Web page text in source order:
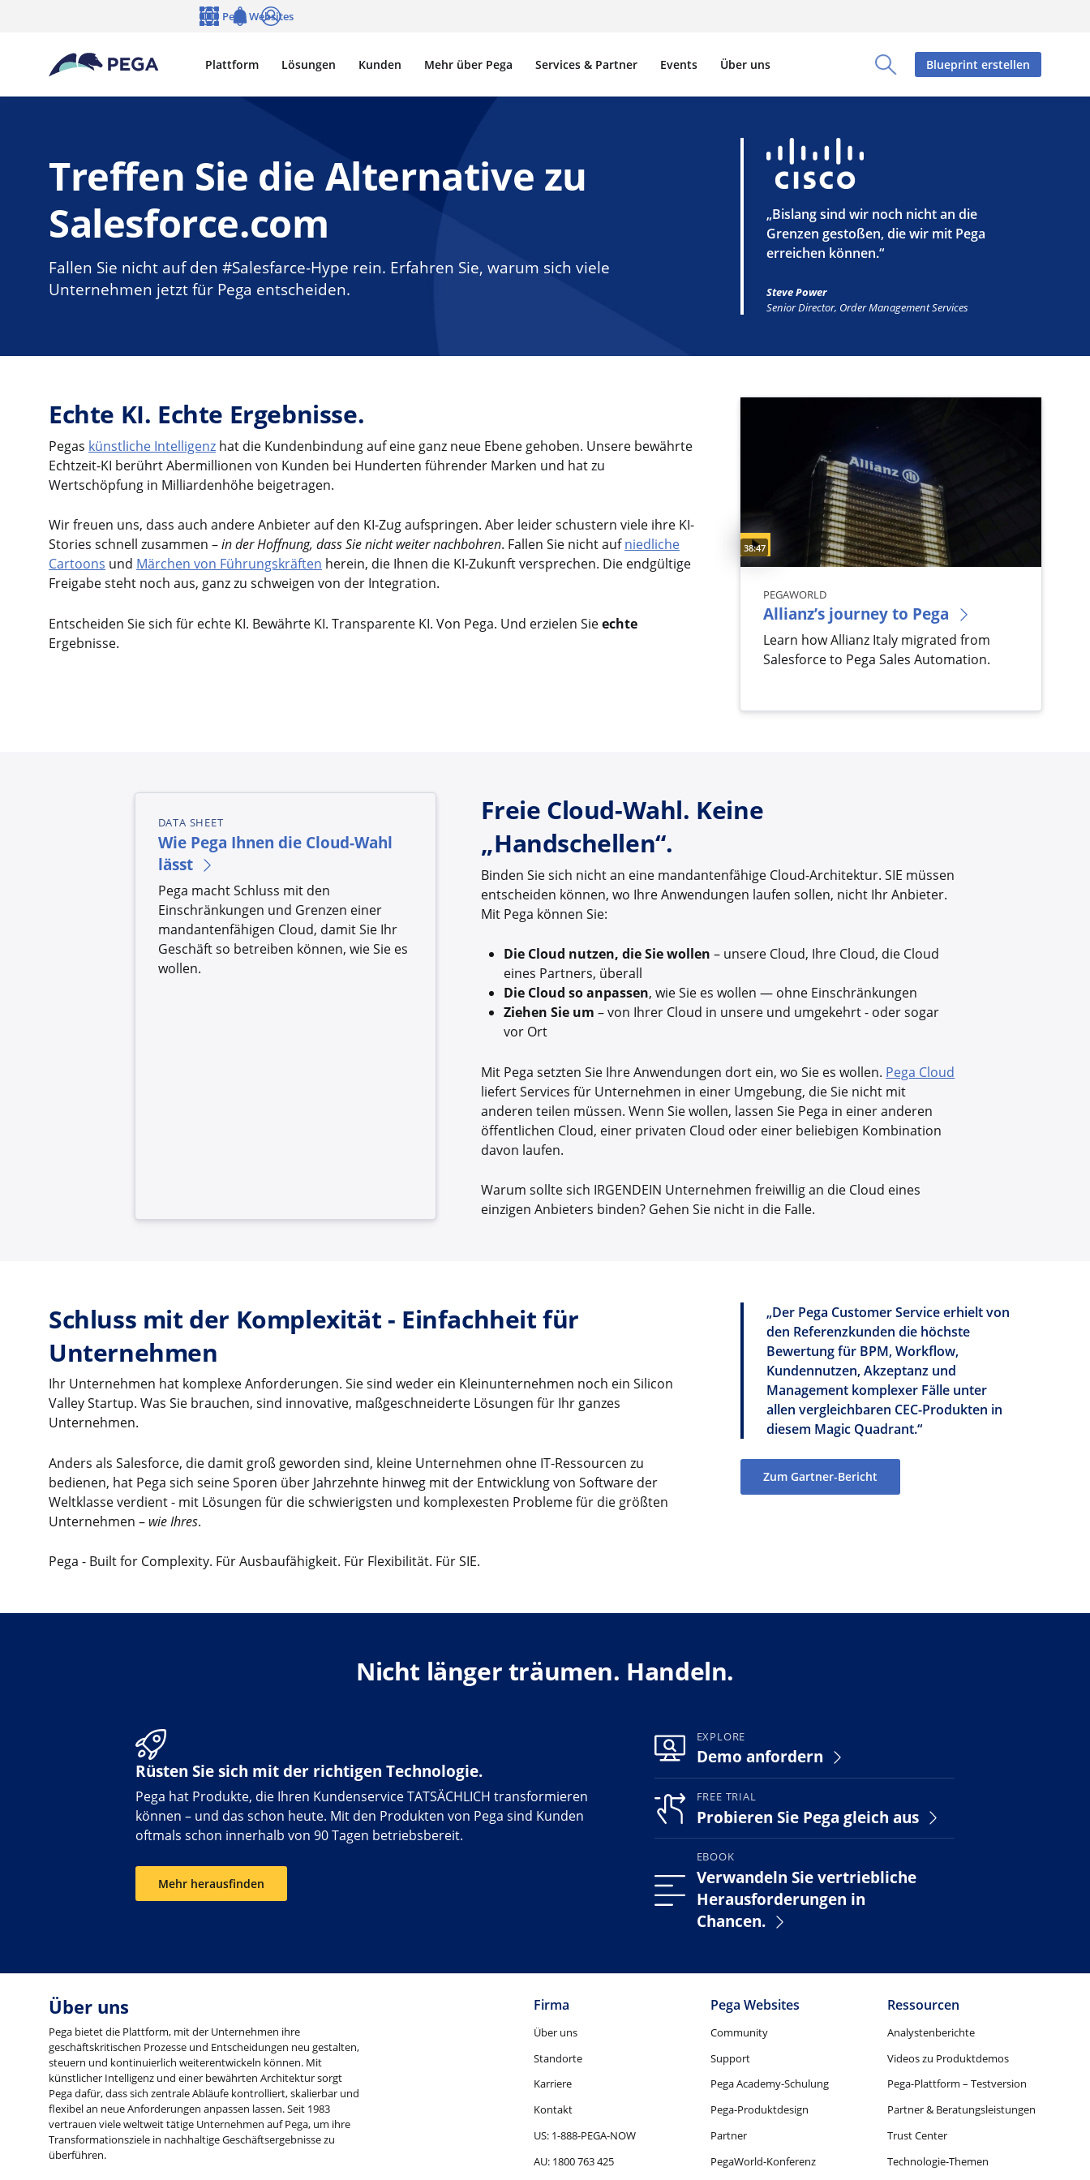
Toggle Search Panel
Plattform Lösungen Kunden Mehr über Pega Services & Partner Events Über uns
Pega Websites
Blueprint erstellen
Treffen Sie die Alternative zu
Salesforce.com
Fallen Sie nicht auf den #Salesfarce-Hype rein. Erfahren Sie, warum sich viele
Unternehmen jetzt für Pega entscheiden.
„Bislang sind wir noch nicht an die
Grenzen gestoßen, die wir mit Pega
erreichen können.“
Steve Power
Senior Director, Order Management Services
Echte KI. Echte Ergebnisse.
Pegas künstliche Intelligenz hat die Kundenbindung auf eine ganz neue Ebene gehoben. Unsere bewährte
Echtzeit-KI berührt Abermillionen von Kunden bei Hunderten führender Marken und hat zu
Wertschöpfung in Milliardenhöhe beigetragen.
Wir freuen uns, dass auch andere Anbieter auf den KI-Zug aufspringen. Aber leider schustern viele ihre KI-
Stories schnell zusammen –in der Hoffnung, dass Sie nicht weiter nachbohren. Fallen Sie nicht aufniedliche
Cartoons und Märchen von Führungskräften herein, die Ihnen die KI-Zukunft versprechen. Die endgültige
Freigabe steht noch aus, ganz zu schweigen von der Integration.
Entscheiden Sie sich für echte KI. Bewährte KI. Transparente KI. Von Pega. Und erzielen Sieechte
Ergebnisse.
Video duration:
38:47
PEGAWORLD
Allianz’s journey to Pega
Learn how Allianz Italy migrated from
Salesforce to Pega Sales Automation.
DATA SHEET
Wie Pega Ihnen die Cloud-Wahl
lässt
Pega macht Schluss mit den
Einschränkungen und Grenzen einer
mandantenfähigen Cloud, damit Sie Ihr
Geschäft so betreiben können, wie Sie es
wollen.
Freie Cloud-Wahl. Keine
„Handschellen“.
Binden Sie sich nicht an eine mandantenfähige Cloud-Architektur. SIE müssen
entscheiden können, wo Ihre Anwendungen laufen sollen, nicht Ihr Anbieter.
Mit Pega können Sie:
Die Cloud nutzen, die Sie wollen – unsere Cloud, Ihre Cloud, die Cloud
eines Partners, überall
Die Cloud so anpassen, wie Sie es wollen — ohne Einschränkungen
Ziehen Sie um – von Ihrer Cloud in unsere und umgekehrt - oder sogar
vor Ort
Mit Pega setzten Sie Ihre Anwendungen dort ein, wo Sie es wollen. Pega Cloud
liefert Services für Unternehmen in einer Umgebung, die Sie nicht mit
anderen teilen müssen. Wenn Sie wollen, lassen Sie Pega in einer anderen
öffentlichen Cloud, einer privaten Cloud oder einer beliebigen Kombination
davon laufen.
Warum sollte sich IRGENDEIN Unternehmen freiwillig an die Cloud eines
einzigen Anbieters binden? Gehen Sie nicht in die Falle.
Schluss mit der Komplexität - Einfachheit für
Unternehmen
Ihr Unternehmen hat komplexe Anforderungen. Sie sind weder ein Kleinunternehmen noch ein Silicon
Valley Startup. Was Sie brauchen, sind innovative, maßgeschneiderte Lösungen für Ihr ganzes
Unternehmen.
Anders als Salesforce, die damit groß geworden sind, kleine Unternehmen ohne IT-Ressourcen zu
bedienen, hat Pega sich seine Sporen über Jahrzehnte hinweg mit der Entwicklung von Software der
Weltklasse verdient - mit Lösungen für die schwierigsten und komplexesten Probleme für die größten
Unternehmen – wie Ihres.
Pega - Built for Complexity. Für Ausbaufähigkeit. Für Flexibilität. Für SIE.
„Der Pega Customer Service erhielt von
den Referenzkunden die höchste
Bewertung für BPM, Workflow,
Kundennutzen, Akzeptanz und
Management komplexer Fälle unter
allen vergleichbaren CEC-Produkten in
diesem Magic Quadrant.“
Zum Gartner-Bericht
Nicht länger träumen. Handeln.
Rüsten Sie sich mit der richtigen Technologie.
Pega hat Produkte, die Ihren Kundenservice TATSÄCHLICH transformieren
können – und das schon heute. Mit den Produkten von Pega sind Kunden
oftmals schon innerhalb von 90 Tagen betriebsbereit.
Mehr herausfinden
EXPLORE
Demo anfordern
FREE TRIAL
Probieren Sie Pega gleich aus
EBOOK
Verwandeln Sie vertriebliche
Herausforderungen in
Chancen.
Über uns
Pega bietet die Plattform, mit der Unternehmen ihre
geschäftskritischen Prozesse und Entscheidungen neu gestalten,
steuern und kontinuierlich weiterentwickeln können. Mit
künstlicher Intelligenz und einer bewährten Architektur sorgt
Pega dafür, dass sich zentrale Abläufe kontrolliert, skalierbar und
flexibel an neue Anforderungen anpassen lassen. Seit 1983
vertrauen viele weltweit tätige Unternehmen auf Pega, um ihre
Transformationsziele in nachhaltige Geschäftsergebnisse zu
überführen.
Firma
Über uns
Standorte
Karriere
Kontakt
US: 1-888-PEGA-NOW
AU: 1800 763 425
Pega Websites
Community
Support
Pega Academy-Schulung
Pega-Produktdesign
Partner
PegaWorld-Konferenz
Ressourcen
Analystenberichte
Videos zu Produktdemos
Pega-Plattform – Testversion
Partner & Beratungsleistungen
Trust Center
Technologie-Themen